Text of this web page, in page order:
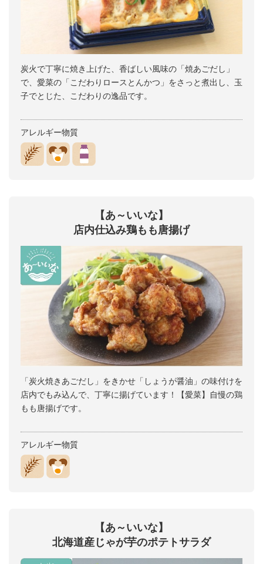
炭火で丁寧に焼き上げた、香ばしい風味の「焼あごだし」
で、愛菜の「こだわりロースとんかつ」をさっと煮出し、玉
子でとじた、こだわりの逸品です。
アレルギー物質
【あ～いいな】
店内仕込み鶏もも唐揚げ
「炭火焼きあごだし」をきかせ「しょうが醤油」の味付けを
店内でもみ込んで、丁寧に揚げています！【愛菜】自慢の鶏
もも唐揚げです。
アレルギー物質
【あ～いいな】
北海道産じゃが芋のポテトサラダ